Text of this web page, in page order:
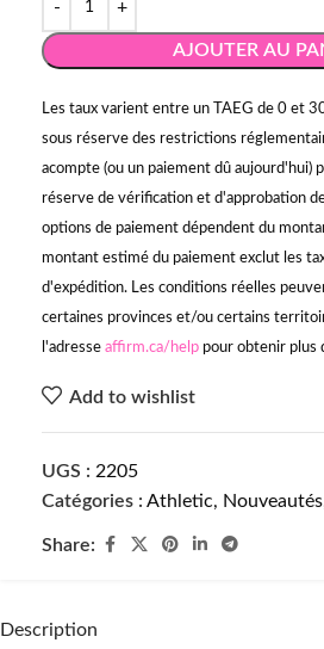
AJOUTER AU
Les taux varient entre un TAEG de 0 et
sous réserve des restrictions
acompte (ou un paiement dû aujourd'hui)
réserve de vérification et d'approbation
options de paiement dépendent du
montant estimé du paiement exclut les
d'expédition. Les conditions réelles
certaines provinces et/ou certains
l'adresse affirm.ca/help pour obtenir plus
Add to wishlist
UGS : 2205
Catégories : Athletic, Nouveautés
Share:
Description